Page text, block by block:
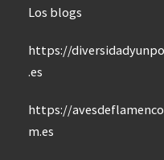
Los blogs
https://
.es
https://
m.es